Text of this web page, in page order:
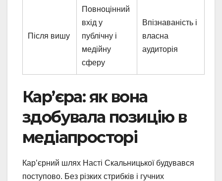
Після вишу
Повноцінний
вхід у
публічну і
медійну
сферу
Впізнаваність і
власна
аудиторія
Кар’єра: як вона
здобувала позицію в
медіапросторі
Кар’єрний шлях Насті Скальницької будувався
поступово. Без різких стрибків і гучних